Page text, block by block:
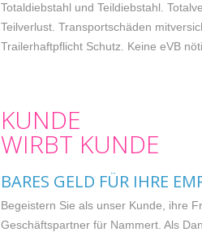
Totaldiebstahl und Teildiebstahl.
Teilverlust. Transportschäden
Trailerhaftpflicht Schutz. Keine eVB
KUNDE
WIRBT KUNDE
BARES GELD FÜR IHRE
Begeistern Sie als unser Kunde, ihre
Geschäftspartner für Nammert. Als